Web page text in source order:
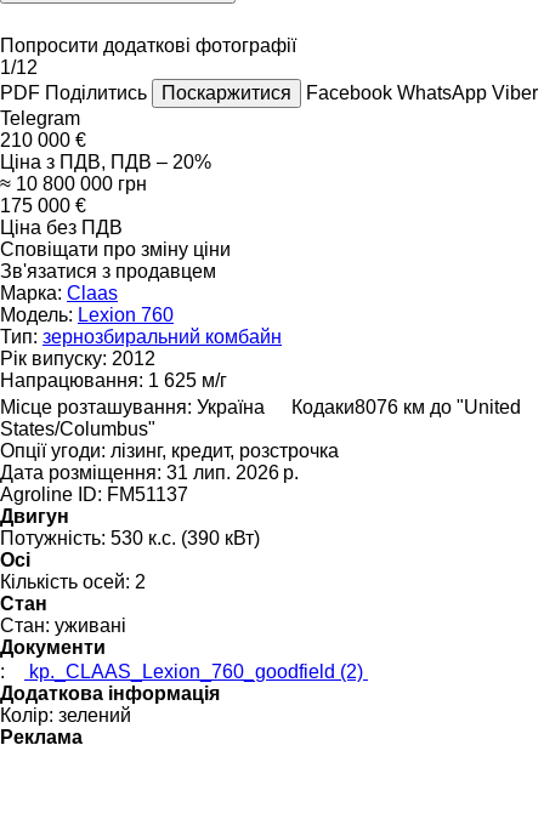
Попросити додаткові фотографії
1/12
PDF Поділитись Поскаржитися Facebook WhatsApp Viber
Telegram
210 000 €
Ціна з ПДВ, ПДВ – 20%
≈ 10 800 000 грн
175 000 €
Ціна без ПДВ
Сповіщати про зміну ціни
Зв'язатися з продавцем
Марка: Claas
Модель: Lexion 760
Тип: зернозбиральний комбайн
Рік випуску: 2012
Напрацювання: 1 625 м/г
Місце розташування: Україна Кодаки8076 км до "United
States/Columbus"
Опції угоди: лізинг, кредит, розстрочка
Дата розміщення: 31 лип. 2026 р.
Agroline ID: FM51137
Двигун
Потужність: 530 к.с. (390 кВт)
Осі
Кількість осей: 2
Стан
Стан: уживані
Документи
:
kp._CLAAS_Lexion_760_goodfield (2)
Додаткова інформація
Колір: зелений
Реклама